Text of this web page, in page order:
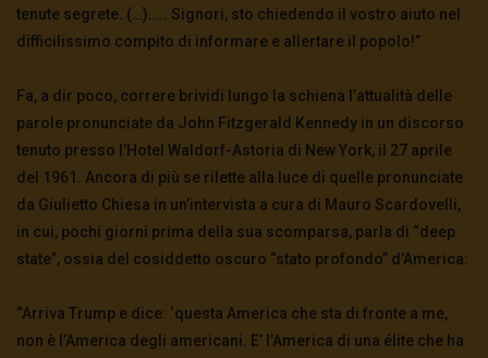
tenute segrete. (…)….. Signori, sto chiedendo il vostro aiuto nel
difficilissimo compito di informare e allertare il popolo!”
Fa, a dir poco, correre brividi lungo la schiena l’attualità delle
parole pronunciate da John Fitzgerald Kennedy in un discorso
tenuto presso l’Hotel Waldorf-Astoria di New York, il 27 aprile
del 1961. Ancora di più se rilette alla luce di quelle pronunciate
da Giulietto Chiesa in un’intervista a cura di Mauro Scardovelli,
in cui, pochi giorni prima della sua scomparsa, parla di “deep
state”, ossia del cosiddetto oscuro “stato profondo” d’America:
“Arriva Trump e dice: ‘questa America che sta di fronte a me,
non è l’America degli americani. E’ l’America di una élite che ha